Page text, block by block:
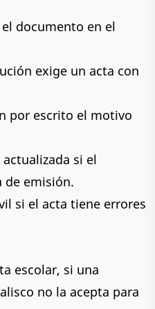
documento en el
exige un acta con
por escrito el motivo
si el
de emisión.
si el acta tiene errores
escolar, si una
no la acepta para